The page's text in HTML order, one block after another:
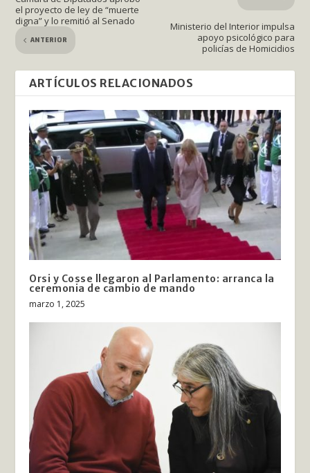
el proyecto de ley de “muerte
digna” y lo remitió al Senado
ANTERIOR
Ministerio del Interior impulsa
apoyo psicológico para
policías de Homicidios
ARTÍCULOS RELACIONADOS
Orsi y Cosse llegaron al Parlamento: arranca la
ceremonia de cambio de mando
marzo 1, 2025